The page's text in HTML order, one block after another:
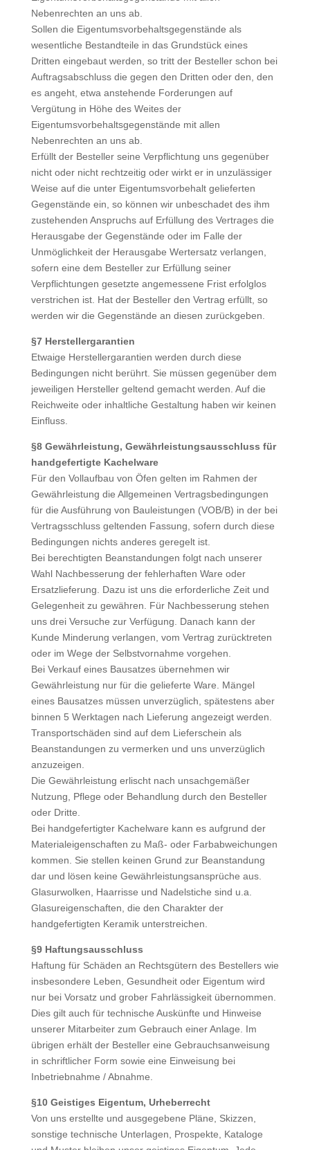
Nebenrechten an uns ab.
Sollen die Eigentumsvorbehaltsgegenstände als
wesentliche Bestandteile in das Grundstück eines
Dritten eingebaut werden, so tritt der Besteller schon bei
Auftragsabschluss die gegen den Dritten oder den, den
es angeht, etwa anstehende Forderungen auf
Vergütung in Höhe des Weites der
Eigentumsvorbehaltsgegenstände mit allen
Nebenrechten an uns ab.
Erfüllt der Besteller seine Verpflichtung uns gegenüber
nicht oder nicht rechtzeitig oder wirkt er in unzulässiger
Weise auf die unter Eigentumsvorbehalt gelieferten
Gegenstände ein, so können wir unbeschadet des ihm
zustehenden Anspruchs auf Erfüllung des Vertrages die
Herausgabe der Gegenstände oder im Falle der
Unmöglichkeit der Herausgabe Wertersatz verlangen,
sofern eine dem Besteller zur Erfüllung seiner
Verpflichtungen gesetzte angemessene Frist erfolglos
verstrichen ist. Hat der Besteller den Vertrag erfüllt, so
werden wir die Gegenstände an diesen zurückgeben.
§7 Herstellergarantien
Etwaige Herstellergarantien werden durch diese
Bedingungen nicht berührt. Sie müssen gegenüber dem
jeweiligen Hersteller geltend gemacht werden. Auf die
Reichweite oder inhaltliche Gestaltung haben wir keinen
Einfluss.
§8 Gewährleistung, Gewährleistungsausschluss für
handgefertigte Kachelware
Für den Vollaufbau von Öfen gelten im Rahmen der
Gewährleistung die Allgemeinen Vertragsbedingungen
für die Ausführung von Bauleistungen (VOB/B) in der bei
Vertragsschluss geltenden Fassung, sofern durch diese
Bedingungen nichts anderes geregelt ist.
Bei berechtigten Beanstandungen folgt nach unserer
Wahl Nachbesserung der fehlerhaften Ware oder
Ersatzlieferung. Dazu ist uns die erforderliche Zeit und
Gelegenheit zu gewähren. Für Nachbesserung stehen
uns drei Versuche zur Verfügung. Danach kann der
Kunde Minderung verlangen, vom Vertrag zurücktreten
oder im Wege der Selbstvornahme vorgehen.
Bei Verkauf eines Bausatzes übernehmen wir
Gewährleistung nur für die gelieferte Ware. Mängel
eines Bausatzes müssen unverzüglich, spätestens aber
binnen 5 Werktagen nach Lieferung angezeigt werden.
Transportschäden sind auf dem Lieferschein als
Beanstandungen zu vermerken und uns unverzüglich
anzuzeigen.
Die Gewährleistung erlischt nach unsachgemäßer
Nutzung, Pflege oder Behandlung durch den Besteller
oder Dritte.
Bei handgefertigter Kachelware kann es aufgrund der
Materialeigenschaften zu Maß- oder Farbabweichungen
kommen. Sie stellen keinen Grund zur Beanstandung
dar und lösen keine Gewährleistungsansprüche aus.
Glasurwolken, Haarrisse und Nadelstiche sind u.a.
Glasureigenschaften, die den Charakter der
handgefertigten Keramik unterstreichen.
§9 Haftungsausschluss
Haftung für Schäden an Rechtsgütern des Bestellers wie
insbesondere Leben, Gesundheit oder Eigentum wird
nur bei Vorsatz und grober Fahrlässigkeit übernommen.
Dies gilt auch für technische Auskünfte und Hinweise
unserer Mitarbeiter zum Gebrauch einer Anlage. Im
übrigen erhält der Besteller eine Gebrauchsanweisung
in schriftlicher Form sowie eine Einweisung bei
Inbetriebnahme / Abnahme.
§10 Geistiges Eigentum, Urheberrecht
Von uns erstellte und ausgegebene Pläne, Skizzen,
sonstige technische Unterlagen, Prospekte, Kataloge